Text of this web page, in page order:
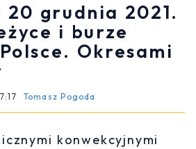
20 grudnia 2021.
i burze
Okresami
Tomasz Pogoda
konwekcyjnymi